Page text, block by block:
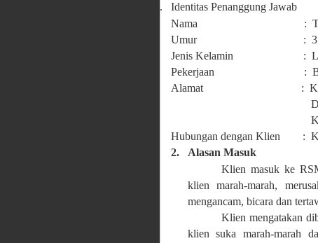
b.
Identitas Penanggung Jawab
Nama : Tn.
Umur : 37
Jenis Kelamin :
Pekerjaan :
Alamat : Kp.
Desa
Kab.
Hubungan dengan Klien :
2.
Alasan Masuk
Klien masuk ke
klien marah-marah,
mengancam, bicara dan
Klien mengatakan
klien suka marah-marah